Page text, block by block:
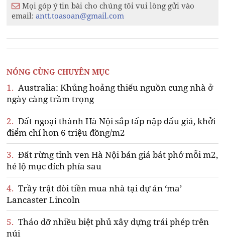
Mọi góp ý tin bài cho chúng tôi vui lòng gửi vào
email:antt.toasoan@gmail.com
NÓNG CÙNG CHUYÊN MỤC
1. Australia: Khủng hoảng thiếu nguồn cung nhà ở
ngày càng trầm trọng
2. Đất ngoại thành Hà Nội sắp tấp nập đấu giá, khởi
điểm chỉ hơn 6 triệu đồng/m2
3. Đất rừng tỉnh ven Hà Nội bán giá bát phở mỗi m2,
hé lộ mục đích phía sau
4. Trầy trật đòi tiền mua nhà tại dự án ‘ma’
Lancaster Lincoln
5. Tháo dỡ nhiều biệt phủ xây dựng trái phép trên
núi